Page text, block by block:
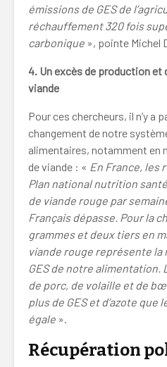
émissions de GES de
réchauffement 320 fois
carbonique », pointe Michel
4. Un excès de production
viande
Pour ces chercheurs, il n’y a
changement de notre
alimentaires, notamment en
de viande : « En France, les
Plan national nutrition
de viande rouge par
Français dépasse. Pour la
grammes et deux tiers en
viande rouge représente
GES de notre alimentation.
de porc, de volaille et de
plus de GES et d’azote
égale ».
Récupération